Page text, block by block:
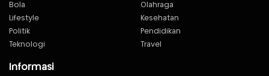
Bola
Olahraga
Lifestyle
Kesehatan
Politik
Pendidikan
Teknologi
Travel
Informasi